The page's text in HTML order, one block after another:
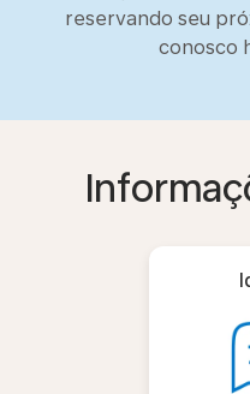
reservando seu
conosco